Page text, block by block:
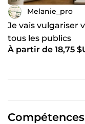
Melanie_pro
Je vais vulgariser
tous les publics
À partir de 18,75
Compétences